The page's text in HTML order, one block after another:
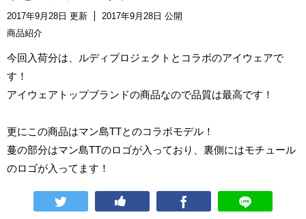
2017年9月28日 更新
2017年9月28日 公開
商品紹介
今回入荷分は、ルディプロジェクトとコラボのアイウェアで
す！
アイウェアトップブランドの商品なので品質は最高です！
更にこの商品はマン島TTとのコラボモデル！
蔓の部分はマン島TTのロゴが入っており、裏側にはモチュール
のロゴが入ってます！